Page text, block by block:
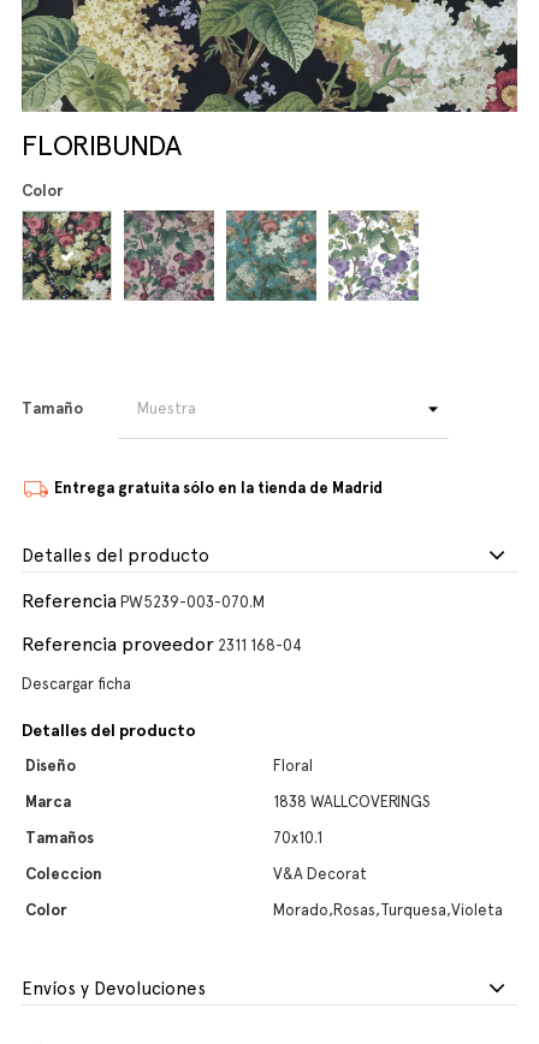
FLORIBUNDA
Color
Tamaño
Entrega gratuita sólo en la tienda de Madrid
Detalles del producto
Referencia PW5239-003-070.M
Referencia proveedor 2311 168-04
Descargar ficha
Detalles del producto
Diseño
Floral
Marca
1838 WALLCOVERINGS
Tamaños
70x10.1
Coleccion
V&A Decorat
Color
Morado,Rosas,Turquesa,Violeta
Envíos y Devoluciones